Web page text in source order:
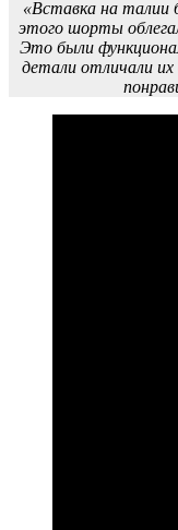
«Вставка на талии
этого шорты
Это были
детали отличали